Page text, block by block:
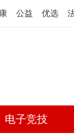
公益 优选
电子竞技